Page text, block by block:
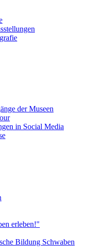
der Museen
in Social Media
erleben!"
Bildung Schwaben